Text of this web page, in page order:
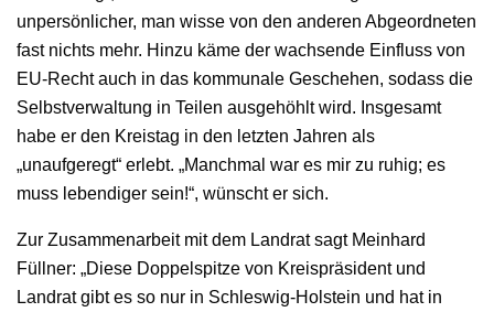
unpersönlicher, man wisse von den anderen Abgeordneten
fast nichts mehr. Hinzu käme der wachsende Einfluss von
EU-Recht auch in das kommunale Geschehen, sodass die
Selbstverwaltung in Teilen ausgehöhlt wird. Insgesamt
habe er den Kreistag in den letzten Jahren als
„unaufgeregt“ erlebt. „Manchmal war es mir zu ruhig; es
muss lebendiger sein!“, wünscht er sich.
Zur Zusammenarbeit mit dem Landrat sagt Meinhard
Füllner: „Diese Doppelspitze von Kreispräsident und
Landrat gibt es so nur in Schleswig-Holstein und hat in